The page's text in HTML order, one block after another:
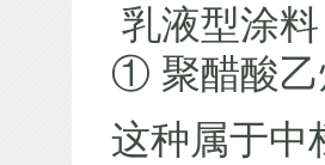
乳液型涂料
① 聚醋酸乙
这种属于中